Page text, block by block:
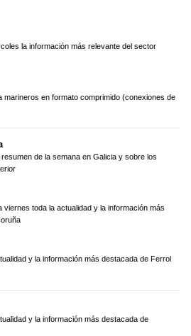
la información más relevante del sector
marineros en formato comprimido (conexiones de
de la semana en Galicia y sobre los
viernes toda la actualidad y la información más
y la información más destacada de Ferrol
y la información más destacada de